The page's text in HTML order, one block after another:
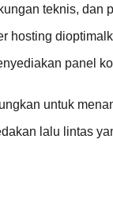
teknis, dan
hosting
panel
untuk
lalu lintas